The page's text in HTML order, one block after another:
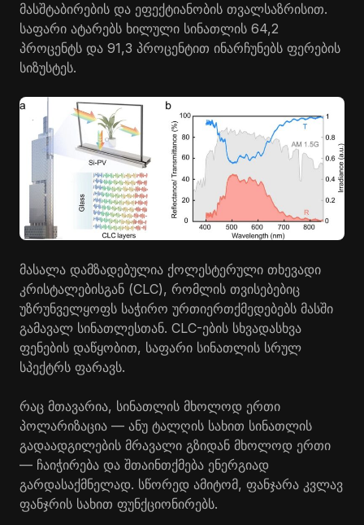
მასშტაბირების და ეფექტიანობის თვალსაზრისით.
საფარი ატარებს ხილული სინათლის 64,2
პროცენტს და 91,3 პროცენტით ინარჩუნებს ფერების
სიზუსტეს.
მასალა დამზადებულია ქოლესტერული თხევადი
კრისტალებისგან (CLC), რომლის თვისებებიც
უზრუნველყოფს საჭირო ურთიერთქმედებებს მასში
გამავალ სინათლესთან. CLC-ების სხვადასხვა
ფენების დაწყობით, საფარი სინათლის სრულ
სპექტრს ფარავს.
რაც მთავარია, სინათლის მხოლოდ ერთი
პოლარიზაცია — ანუ ტალღის სახით სინათლის
გადაადგილების მრავალი გზიდან მხოლოდ ერთი
— ჩაიჭირება და შთაინთქმება ენერგიად
გარდასაქმნელად. სწორედ ამიტომ, ფანჯარა კვლავ
ფანჯრის სახით ფუნქციონირებს.